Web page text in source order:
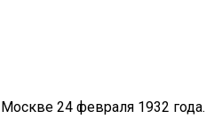
24 февраля 1932 года.